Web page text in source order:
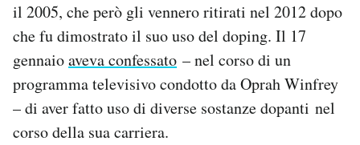
il 2005, che però gli vennero ritirati nel 2012 dopo
che fu dimostrato il suo uso del doping. Il 17
gennaioaveva confessato – nel corso di un
programma televisivo condotto da Oprah Winfrey
– di aver fatto uso di diverse sostanze dopanti nel
corso della sua carriera.